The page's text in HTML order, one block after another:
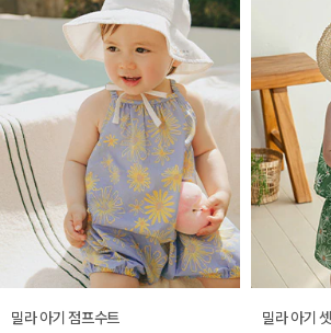
토닉 아기 민소매 티셔츠 베티 니트